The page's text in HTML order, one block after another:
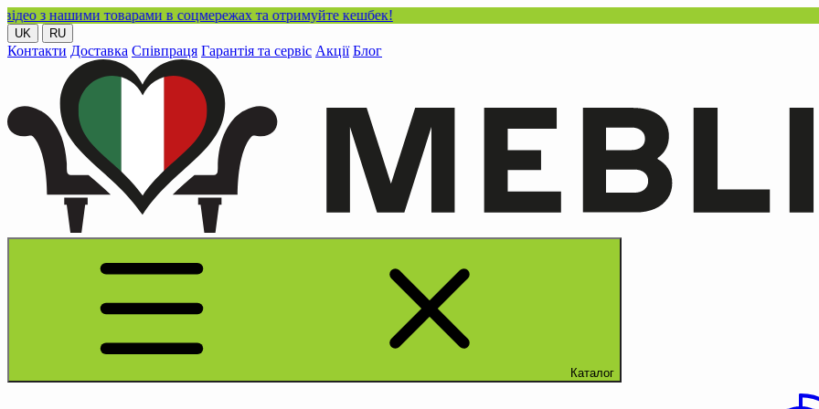
товарами в соцмережах та отримуйте кешбек!
UK RU
Контакти Доставка Співпраця Гарантія та сервіс Акції Блог
Каталог